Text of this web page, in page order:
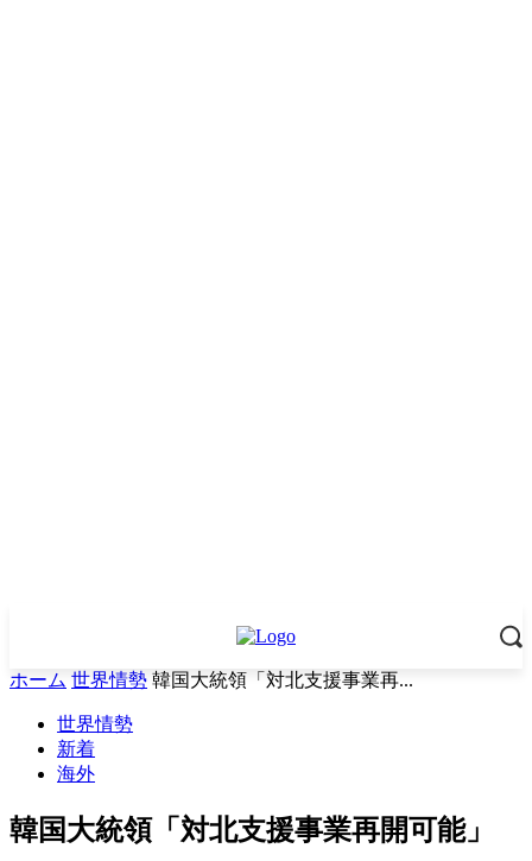
ホーム 世界情勢 韓国大統領「対北支援事業再...
世界情勢
新着
海外
韓国大統領「対北支援事業再開可能」